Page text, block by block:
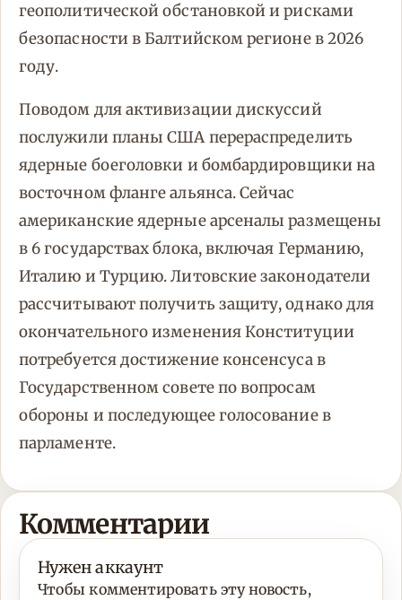
геополитической обстановкой и рисками
безопасности в Балтийском регионе в 2026
году.
Поводом для активизации дискуссий
послужили планы США перераспределить
ядерные боеголовки и бомбардировщики на
восточном фланге альянса. Сейчас
американские ядерные арсеналы размещены
в 6 государствах блока, включая Германию,
Италию и Турцию. Литовские законодатели
рассчитывают получить защиту, однако для
окончательного изменения Конституции
потребуется достижение консенсуса в
Государственном совете по вопросам
обороны и последующее голосование в
парламенте.
Комментарии
Нужен аккаунт
Чтобы комментировать эту новость,